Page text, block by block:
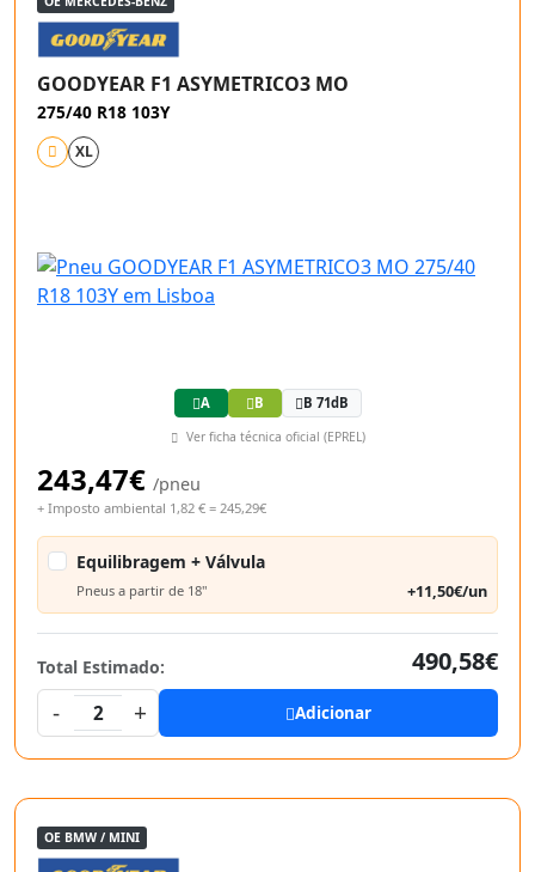
GOODYEAR F1 ASYMETRICO3 MO
275/40 R18 103Y
XL
A B B 71dB
Ver ficha técnica oficial (EPREL)
243,47€ /pneu
+ Imposto ambiental 1,82 € = 245,29€
Equilibragem + Válvula
Pneus a partir de 18" +11,50€/un
Total Estimado:
490,58€
-
2 + Adicionar
OE BMW / MINI